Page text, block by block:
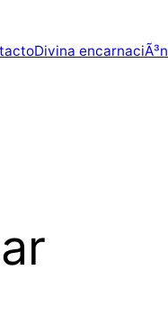
Divina encarnaciÃ³n